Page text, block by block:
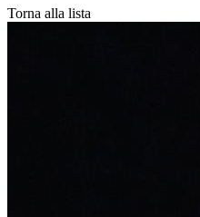
Torna alla lista